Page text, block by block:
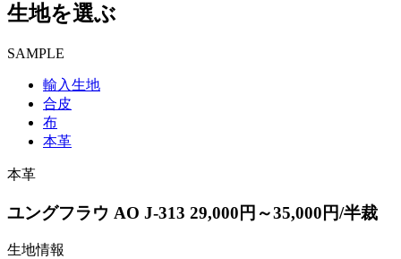
生地を選ぶ
SAMPLE
輸入生地
合皮
布
本革
本革
ユングフラウ AO J-313 29,000円～35,000円/半裁
生地情報